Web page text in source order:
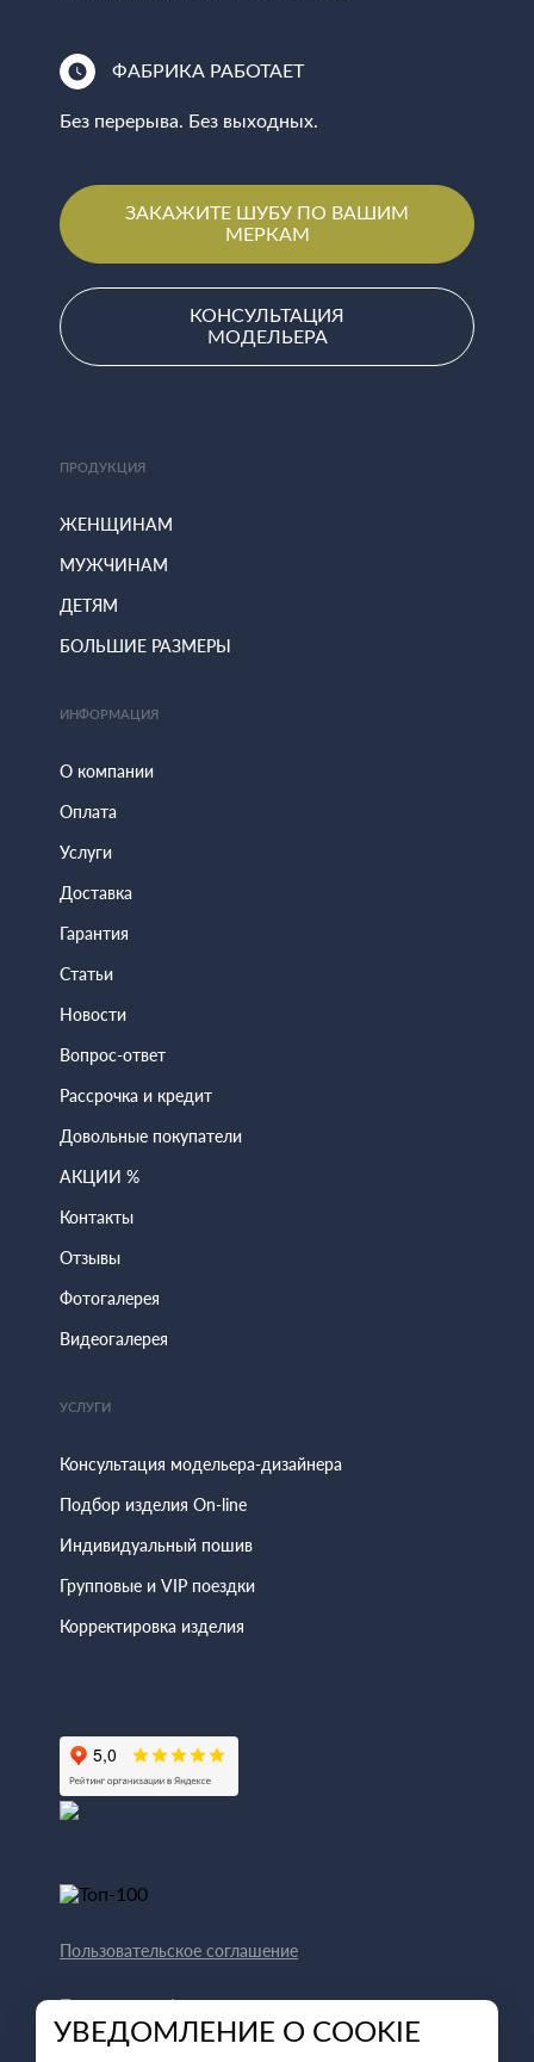
ФАБРИКА РАБОТАЕТ
Без перерыва. Без выходных.
ЗАКАЖИТЕ ШУБУ ПО ВАШИМ
МЕРКАМ
КОНСУЛЬТАЦИЯ
МОДЕЛЬЕРА
ПРОДУКЦИЯ
ЖЕНЩИНАМ
МУЖЧИНАМ
ДЕТЯМ
БОЛЬШИЕ РАЗМЕРЫ
ИНФОРМАЦИЯ
О компании
Оплата
Услуги
Доставка
Гарантия
Статьи
Новости
Вопрос-ответ
Рассрочка и кредит
Довольные покупатели
АКЦИИ %
Контакты
Отзывы
Фотогалерея
Видеогалерея
УСЛУГИ
Консультация модельера-дизайнера
Подбор изделия On-line
Индивидуальный пошив
Групповые и VIP поездки
Корректировка изделия
Пользовательское соглашение
Политика конфиденциальности
УВЕДОМЛЕНИЕ О COOKIE